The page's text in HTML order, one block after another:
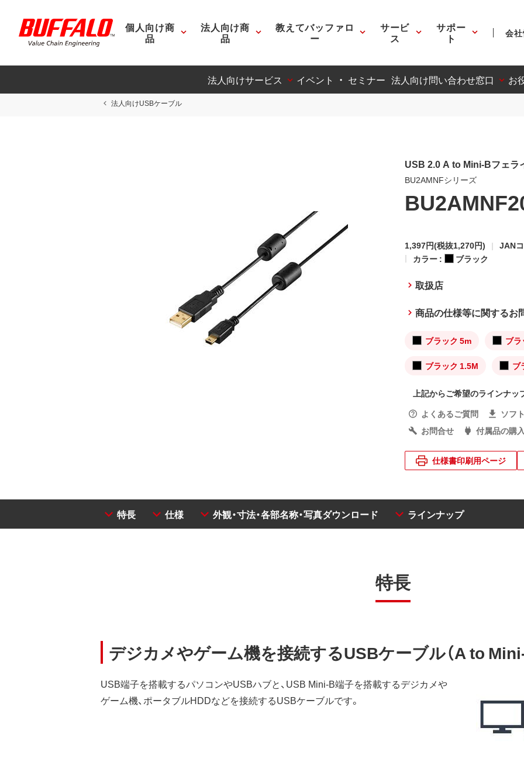
個人向け商
品
法人向け商
品
教えてバッファロ
ー
サービ
ス
サポー
ト 会
法人向けサービス イベント ・ セミナー 法人向け問い合わせ窓口 お
法人向けUSBケーブル
USB 2.0 A to Mini-Bフェラ
BU2AMNFシリーズ
1,397円(税抜1,270円)
JAN
カラー :
ブラック
取扱店
商品の仕様等に関するお
ブラック 5m ブ
ブラック 1.5M ブ
上記からご希望のラインナッ
よくあるご質問
ソフ
お問合せ
付属品の購
仕様書印刷用ページ
特長 仕様 外観・寸法・各部名称・写真ダウンロード ラインナップ
特長
デジカメやゲーム機を接続するUSBケーブル（A to
USB端子を搭載するパソコンやUSBハブと、USB Mini-B端子を搭載するデジカメや
ゲーム機、ポータブルHDDなどを接続するUSBケーブルです。